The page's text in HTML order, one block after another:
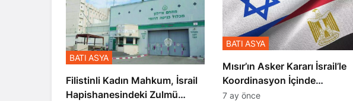
Filistinli Kadın Mahkum, İsrail
Hapishanesindeki Zulmü
BATI ASYA
Mısır’ın Asker Kararı İsrail’le
Koordinasyon İçinde
Gerçekleşmiş
BATI ASYA
7 ay önce